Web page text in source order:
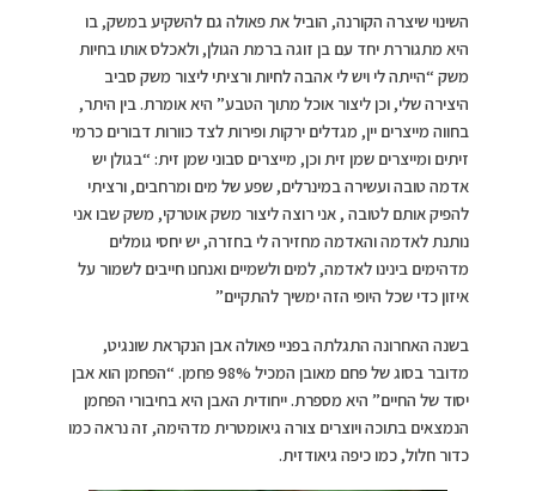
השינוי שיצרה הקורנה, הוביל את פאולה גם להשקיע במשק, בו
היא מתגוררת יחד עם בן זוגה ברמת הגולן, ולאכלס אותו בחיות
משק “הייתה לי ויש לי אהבה לחיות ורציתי ליצור משק סביב
היצירה שלי, וכן ליצור אוכל מתוך הטבע” היא אומרת. בין היתר,
בחווה מייצרים יין, מגדלים ירקות ופירות לצד כוורות דבורים כרמי
זיתים ומייצרים שמן זית וכן, מייצרים סבוני שמן זית: “בגולן יש
אדמה טובה ועשירה במינרלים, שפע של מים ומרחבים, ורציתי
להפיק אותם לטובה , אני רוצה ליצור משק אוטרקי, משק שבו אני
נותנת לאדמה והאדמה מחזירה לי בחזרה, יש יחסי גומלים
מדהימים בינינו לאדמה, למים ולשמיים ואנחנו חייבים לשמור על
איזון כדי שכל היופי הזה ימשיך להתקיים”
בשנה האחרונה התגלתה בפניי פאולה אבן הנקראת שונגיט,
מדובר בסוג של פחם מאובן המכיל 98% פחמן. “הפחמן הוא אבן
יסוד של החיים” היא מספרת. ייחודית האבן היא בחיבורי הפחמן
הנמצאים בתוכה ויוצרים צורה גיאומטרית מדהימה, זה נראה כמו
כדור חלול, כמו כיפה גיאודזית.